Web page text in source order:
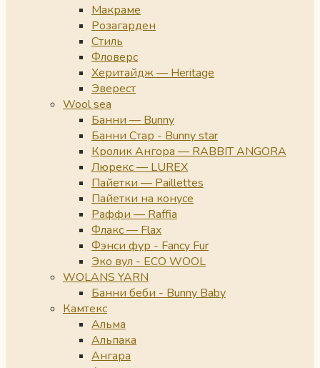
Макраме
Розагарден
Стиль
Фловерс
Херитайдж — Heritage
Эверест
Wool sea
Банни — Bunny
Банни Стар - Bunny star
Кролик Ангора — RABBIT ANGORA
Люрекс — LUREX
Пайетки — Paillettes
Пайетки на конусе
Раффи — Raffia
Флакс — Flax
Фэнси фур - Fancy Fur
Эко вул - ECO WOOL
WOLANS YARN
Банни беби - Bunny Baby
Камтекс
Альма
Альпака
Ангара